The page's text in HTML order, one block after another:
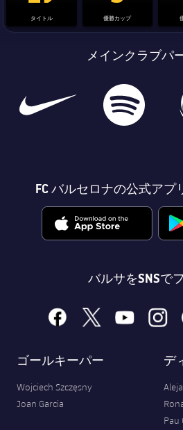
タイトル 優勝カップ
メインクラブパ
FC バルセロナの公式アプ
バルサをSNSで
facebook
x youtube
ゴールキーパー
Wojciech Szczęsny
Joan Garcia
デ
Pau